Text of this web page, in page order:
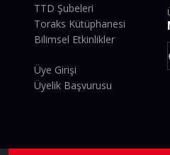
TTD Şubeleri
Toraks Kütüphanesi
Bilimsel Etkinlikler
Üye Girişi
Üyelik Başvurusu